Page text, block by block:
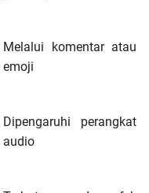
Melalui komentar atau
emoji
Dipengaruhi perangkat
audio